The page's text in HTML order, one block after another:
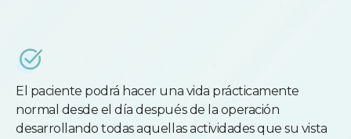
El paciente podrá hacer una vida prácticamente
normal desde el día después de la operación
desarrollando todas aquellas actividades que su vista